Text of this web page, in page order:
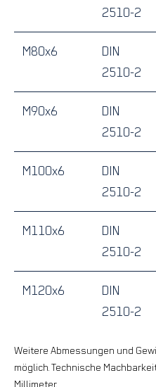
2510-2
M80x6
DIN
2510-2
M90x6
DIN
2510-2
M100x6
DIN
2510-2
M110x6
DIN
2510-2
M120x6
DIN
2510-2
Weitere Abmessungen und
möglich. Technische
Millimeter.